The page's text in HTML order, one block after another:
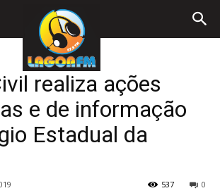
realiza ações
e de informação
Estadual da
0
537